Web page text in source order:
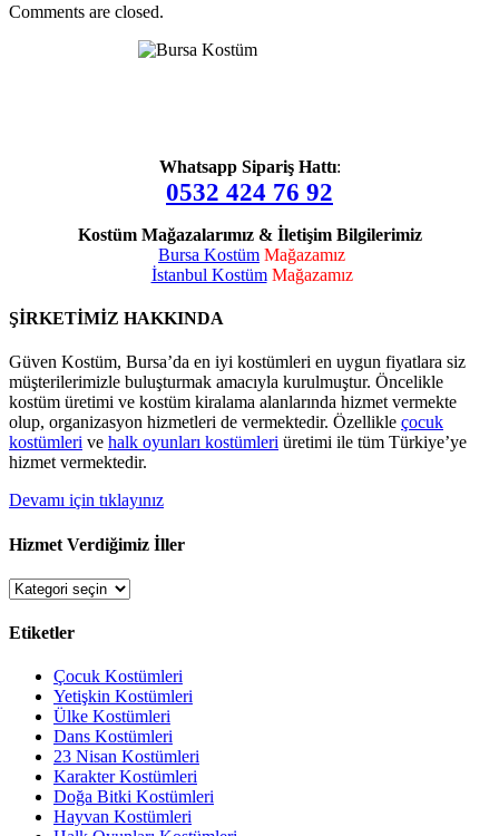
Comments are closed.
Whatsapp Sipariş Hattı:
0532 424 76 92
Kostüm Mağazalarımız & İletişim Bilgilerimiz
Bursa Kostüm Mağazamız
İstanbul Kostüm Mağazamız
ŞİRKETİMİZ HAKKINDA
Güven Kostüm, Bursa’da en iyi kostümleri en uygun fiyatlara siz
müşterilerimizle buluşturmak amacıyla kurulmuştur. Öncelikle
kostüm üretimi ve kostüm kiralama alanlarında hizmet vermekte
olup, organizasyon hizmetleri de vermektedir. Özellikle çocuk
kostümleri ve halk oyunları kostümleri üretimi ile tüm Türkiye’ye
hizmet vermektedir.
Devamı için tıklayınız
Hizmet Verdiğimiz İller
Hizmet
İller
Etiketler
Çocuk Kostümleri
Yetişkin Kostümleri
Ülke Kostümleri
Dans Kostümleri
23 Nisan Kostümleri
Karakter Kostümleri
Doğa Bitki Kostümleri
Hayvan Kostümleri